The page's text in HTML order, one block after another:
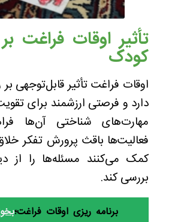
تأثیر اوقات فراغت
کودک
اوقات فراغت تأثیر قابل‌توجهی
دارد و فرصتی ارزشمند برای
مهارت‌های شناختی آن‌ها
فعالیت‌ها باقث پرورش تفکر
کمک می‌کنند مسئله‌ها را از
بررسی کند.
برنامه‌ ریزی اوقات فراغت؛